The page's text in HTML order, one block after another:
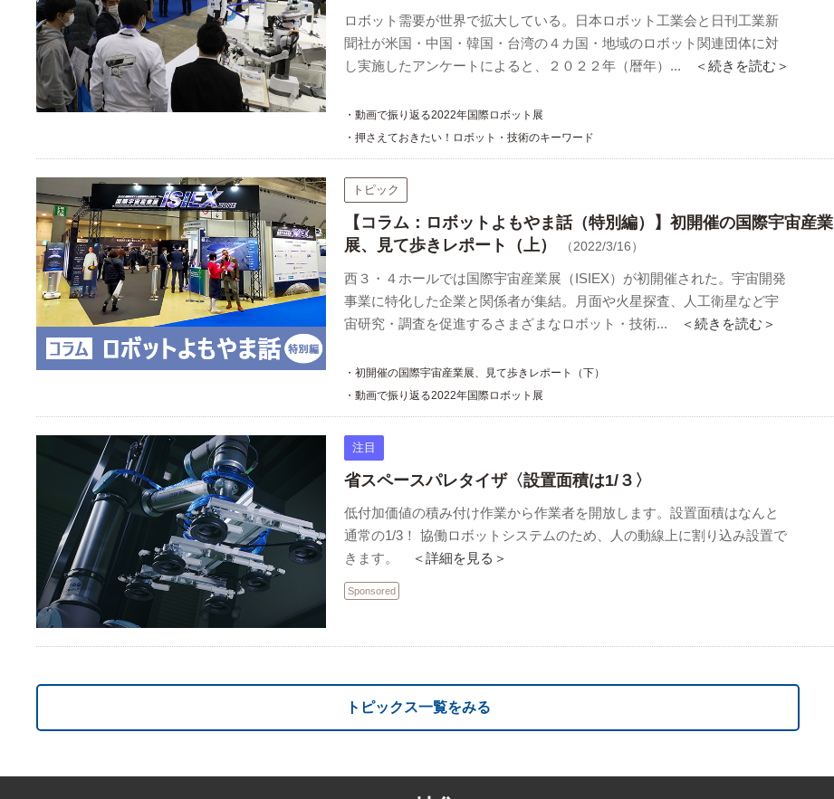
ロボット需要が世界で拡大している。日本ロボット工業会と日刊工業新
聞社が米国・中国・韓国・台湾の４カ国・地域のロボット関連団体に対
し実施したアンケートによると、２０２２年（暦年）...
＜続きを読む＞
・動画で振り返る2022年国際ロボット展
・押さえておきたい！ロボット・技術のキーワード
トピック
【コラム：ロボットよもやま話（特別編）】初開催の国際宇宙産業
展、見て歩きレポート（上）
（2022/3/16）
西３・４ホールでは国際宇宙産業展（ISIEX）が初開催された。宇宙開発
事業に特化した企業と関係者が集結。月面や火星探査、人工衛星など宇
宙研究・調査を促進するさまざまなロボット・技術...
＜続きを読む＞
・初開催の国際宇宙産業展、見て歩きレポート（下）
・動画で振り返る2022年国際ロボット展
注目
省スペースパレタイザ〈設置面積は1/３〉
低付加価値の積み付け作業から作業者を開放します。設置面積はなんと
通常の1/3！ 協働ロボットシステムのため、人の動線上に割り込み設置で
きます。
＜詳細を見る＞
Sponsored
トピックス一覧をみる